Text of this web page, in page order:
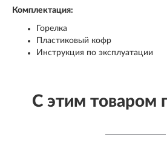
Комплектация:
Горелка
Пластиковый кофр
Инструкция по эксплуатации
С этим товаром